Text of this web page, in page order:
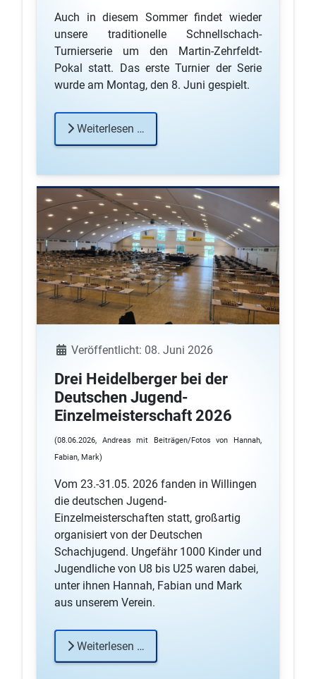
Auch in diesem Sommer findet wieder
unsere traditionelle Schnellschach-
Turnierserie um den Martin-Zehrfeldt-
Pokal statt. Das erste Turnier der Serie
wurde am Montag, den 8. Juni gespielt.
Weiterlesen …
DetailsVeröffentlicht: 08. Juni 2026
Drei Heidelberger bei der
Deutschen Jugend-
Einzelmeisterschaft 2026
(08.06.2026, Andreas mit Beiträgen/Fotos von Hannah,
Fabian, Mark)
Vom 23.-31.05. 2026 fanden in Willingen
die deutschen Jugend-
Einzelmeisterschaften statt, großartig
organisiert von der Deutschen
Schachjugend. Ungefähr 1000 Kinder und
Jugendliche von U8 bis U25 waren dabei,
unter ihnen Hannah, Fabian und Mark
aus unserem Verein.
Weiterlesen …